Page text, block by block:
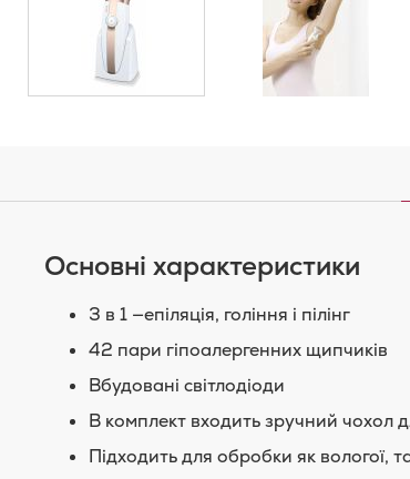
Основні характеристики
3 в 1 —епіляція, гоління і пілінг
42 пари гіпоалергенних щипчиків
Вбудовані світлодіоди
В комплект входить зручний чохол
Підходить для обробки як вологої,